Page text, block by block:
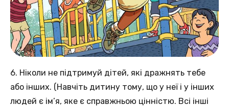
6. Ніколи не підтримуй дітей, які дражнять тебе
або інших. (Навчіть дитину тому, що у неї і у інших
людей є ім’я, яке є справжньою цінністю. Всі інші